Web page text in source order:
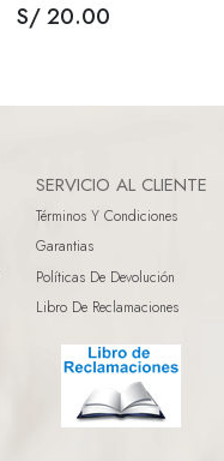
S/ 20.00
SERVICIO AL CLIENTE
Términos Y Condiciones
Garantias
Políticas De Devolución
Libro De Reclamaciones